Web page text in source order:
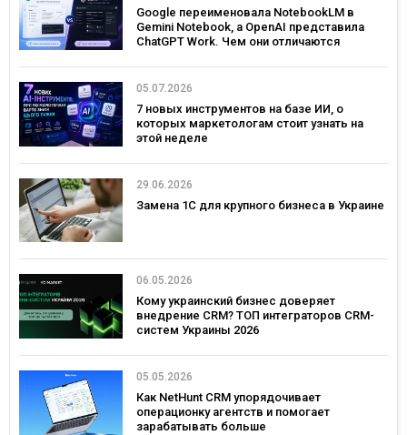
Google переименовала NotebookLM в
Gemini Notebook, а OpenAI представила
ChatGPT Work. Чем они отличаются
05.07.2026
7 новых инструментов на базе ИИ, о
которых маркетологам стоит узнать на
этой неделе
29.06.2026
Замена 1С для крупного бизнеса в Украине
06.05.2026
Кому украинский бизнес доверяет
внедрение CRM? ТОП интеграторов CRM-
систем Украины 2026
05.05.2026
Как NetHunt CRM упорядочивает
операционку агентств и помогает
зарабатывать больше